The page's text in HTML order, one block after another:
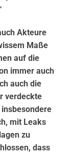
Akteure
Maße
auf die
immer auch
auch die
verdeckte
mit Leaks
zu
dass